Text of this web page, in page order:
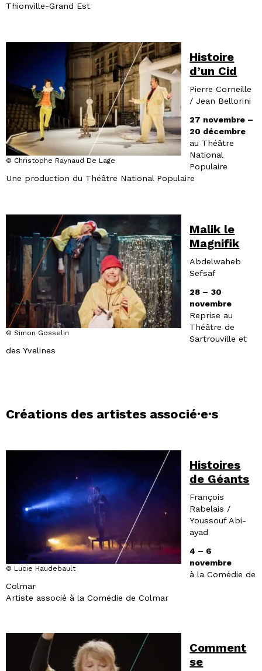
Thionville-Grand Est
© Christophe Raynaud De Lage
Histoire
d’un Cid
Pierre Corneille
/ Jean Bellorini
27 novembre –
20 décembre
au Théâtre
National
Populaire
Une production du Théâtre National Populaire
© Simon Gosselin
Malik le
Magnifik
Abdelwaheb
Sefsaf
28 – 30
novembre
Reprise au
Théâtre de
Sartrouville et
des Yvelines
Créations des artistes associé·e·s
© Lucie Haudebault
Histoires
de Géants
François
Rabelais /
Youssouf Abi-
ayad
4 – 6
novembre
à la Comédie de
Colmar
Artiste associé à la Comédie de Colmar
Comment
se